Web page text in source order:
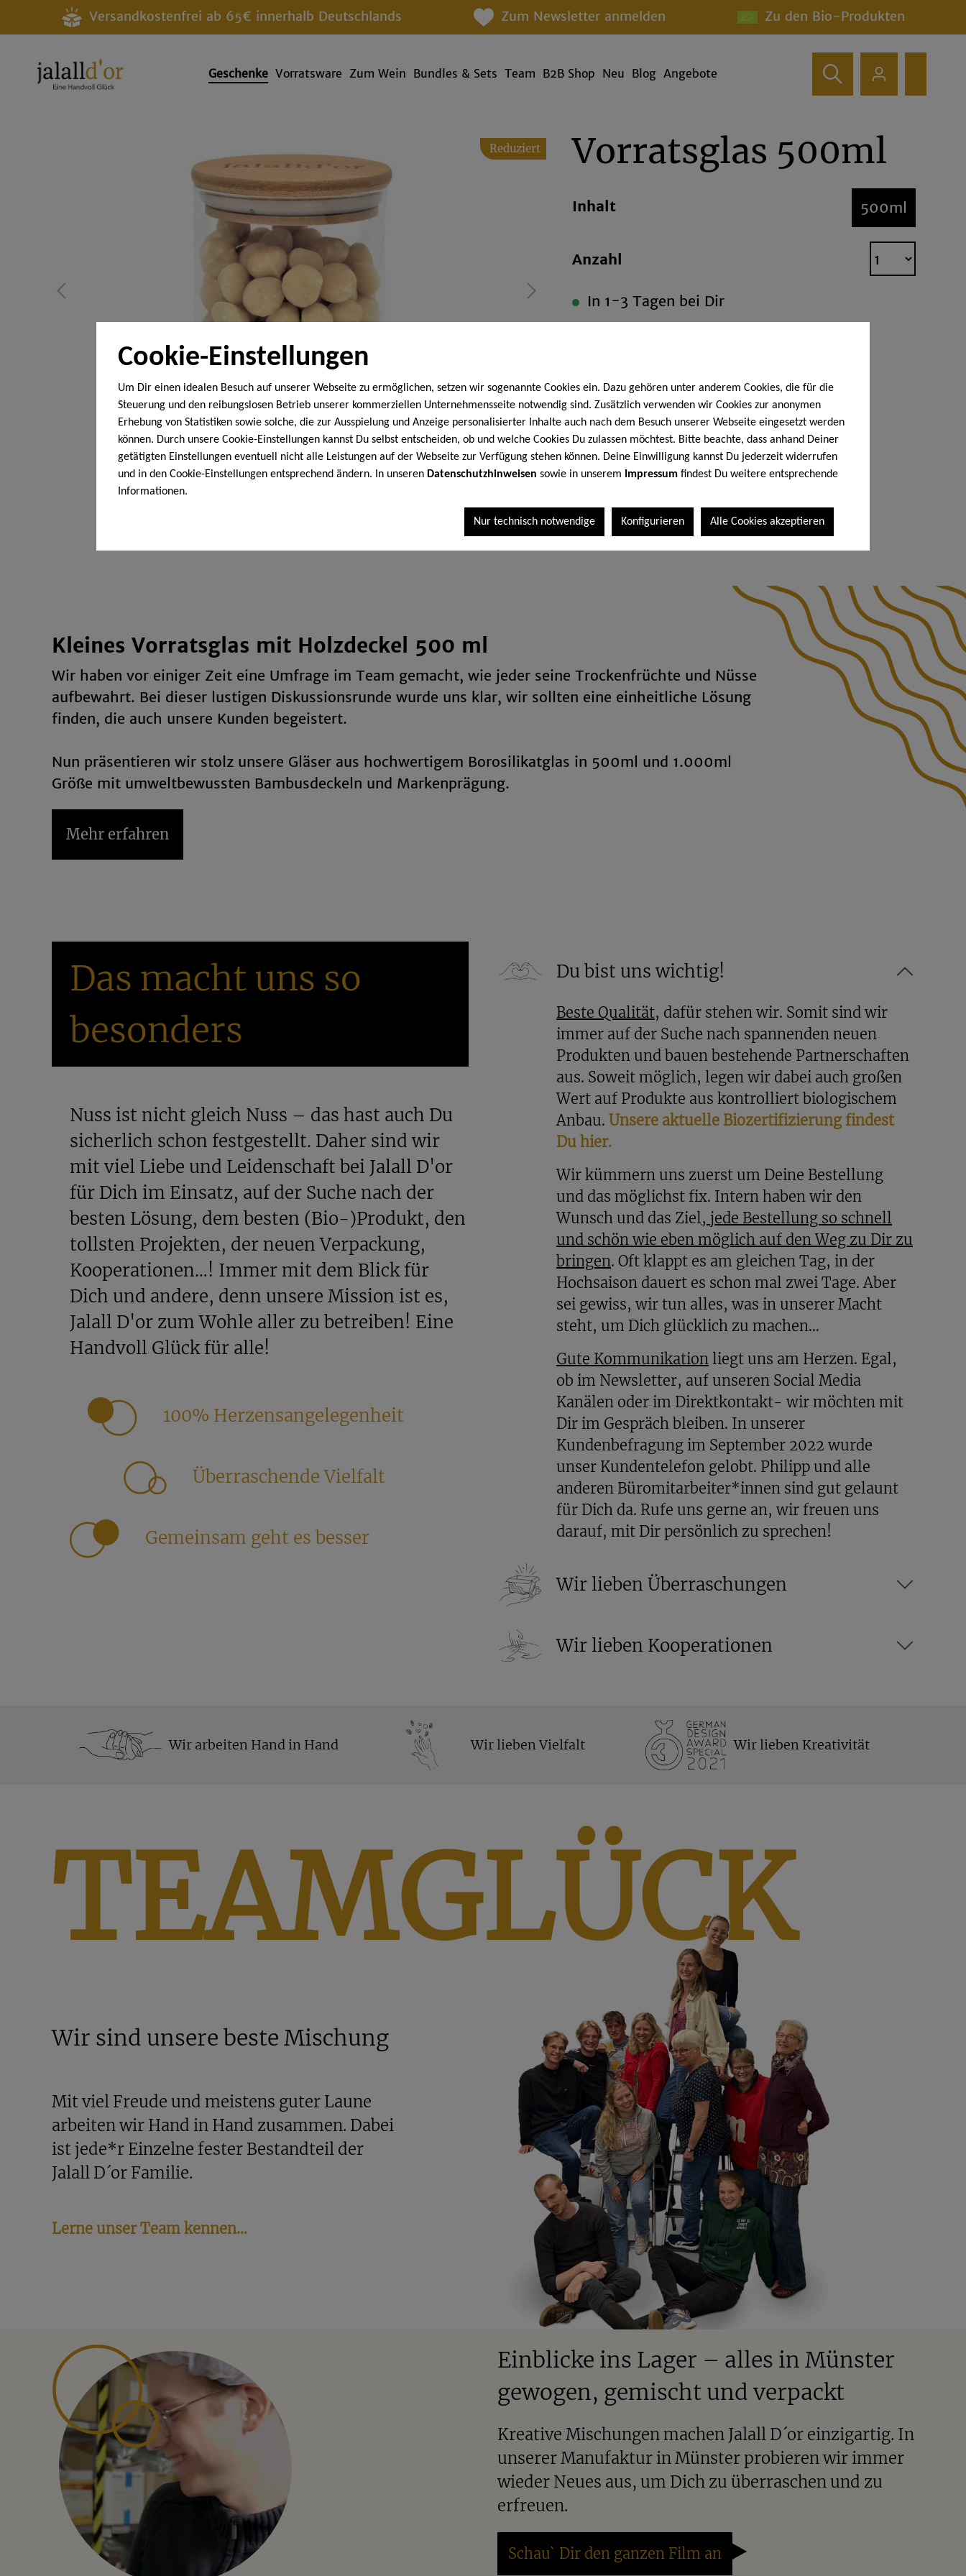
Versandkostenfrei ab 65€ innerhalb Deutschlands Zum Newsletter anmelden Zu den Bio-Produkten
Geschenke Vorratsware Zum Wein Bundles & Sets Team B2B Shop Neu Blog Angebote
Reduziert Vorratsglas 500ml
Inhalt 500ml
Anzahl
In 1-3 Tagen bei Dir
6,90 €* (14.49% gespart)
Inhalt: 0.233 Kilogramm(25,32 €* / 1 Kilogramm)
* Preise inkl. MwSt. zzgl. Versandkosten
In den Warenkorb
Produktnummer:Sw11055.1
Kleines Vorratsglas mit Holzdeckel 500 ml
Wir haben vor einiger Zeit eine Umfrage im Team gemacht, wie jeder seine Trockenfrüchte und Nüsse
aufbewahrt. Bei dieser lustigen Diskussionsrunde wurde uns klar, wir sollten eine einheitliche Lösung
finden, die auch unsere Kunden begeistert.
Nun präsentieren wir stolz unsere Gläser aus hochwertigem Borosilikatglas in 500ml und 1.000ml
Größe mit umweltbewussten Bambusdeckeln und Markenprägung.
Kleines Vorratsglas für bessere Aufbewahrung und mehr Ordnung
Die Vorteile dieser Vorratsgläser liegen auf der Hand, denn sie sind…
und sehen dazu noch schick aus.
LUFTDICHT - Unsere Deckel verfügen über eine Dichtung, die die Behälter luftdicht abschließt. Das hält
Deine Trockenfrüchte und Nüsse länger frisch und schließt Gerüche ein (oder aus).
- Unsere Gläser können problemlos in der Spülmaschine gereinigt werden. Für den
STILVOLL– Wenn Besuch kommt, kannst Du einfach den Deckel von dem 500ml Glas abnehmen und
die Schokoladenmandeln, Nüsse usw. darin anbieten.
Kleines Vorratsglas mit Bambusdeckel kaufen
In unserem Onlineshop kannst Du das Vorratsglas einzeln oder im günstigen Sparpaket mit beiden
Größen zum Vorteilspreis kaufen.
Schick uns doch gerne mal ein Foto von Deinem bunten Vorratsschrank 😉
Mehr erfahren
Das macht uns so
besonders
Nuss ist nicht gleich Nuss – das hast auch Du
sicherlich schon festgestellt. Daher sind wir
mit viel Liebe und Leidenschaft bei Jalall D'or
für Dich im Einsatz, auf der Suche nach der
besten Lösung, dem besten (Bio-)Produkt, den
tollsten Projekten, der neuen Verpackung,
Kooperationen…! Immer mit dem Blick für
Dich und andere, denn unsere Mission ist es,
Jalall D'or zum Wohle aller zu betreiben! Eine
Handvoll Glück für alle!
100% Herzensangelegenheit
Überraschende Vielfalt
Gemeinsam geht es besser
Du bist uns wichtig!
Beste Qualität, dafür stehen wir. Somit sind wir
immer auf der Suche nach spannenden neuen
Produkten und bauen bestehende Partnerschaften
aus. Soweit möglich, legen wir dabei auch großen
Wert auf Produkte aus kontrolliert biologischem
Anbau. Unsere aktuelle Biozertifizierung findest
Du hier.
Wir kümmern uns zuerst um Deine Bestellung
und das möglichst fix. Intern haben wir den
Wunsch und das Ziel , jede Bestellung so schnell
und schön wie eben möglich auf den Weg zu Dir zu
bringen. Oft klappt es am gleichen Tag, in der
Hochsaison dauert es schon mal zwei Tage. Aber
sei gewiss, wir tun alles, was in unserer Macht
steht, um Dich glücklich zu machen…
Gute Kommunikation liegt uns am Herzen. Egal,
ob im Newsletter, auf unseren Social Media
Kanälen oder im Direktkontakt- wir möchten mit
Dir im Gespräch bleiben. In unserer
Kundenbefragung im September 2022 wurde
unser Kundentelefon gelobt. Philipp und alle
anderen Büromitarbeiter*innen sind gut gelaunt
für Dich da. Rufe uns gerne an, wir freuen uns
darauf, mit Dir persönlich zu sprechen!
Wir lieben Überraschungen
Wir lieben Kooperationen
Wir arbeiten Hand in Hand Wir lieben Vielfalt Wir lieben Kreativität
TEAMGLÜCK
Wir sind unsere beste Mischung
Mit viel Freude und meistens guter Laune
arbeiten wir Hand in Hand zusammen. Dabei
ist jede*r Einzelne fester Bestandteil der
Jalall D´or Familie.
Lerne unser Team kennen…
Einblicke ins Lager – alles in Münster
gewogen, gemischt und verpackt
Kreative Mischungen machen Jalall D´or einzigartig. In
unserer Manufaktur in Münster probieren wir immer
wieder Neues aus, um Dich zu überraschen und zu
erfreuen.
Schau` Dir den ganzen Film an
Cookie-Einstellungen
Um Dir einen idealen Besuch auf unserer Webseite zu ermöglichen, setzen wir sogenannte Cookies ein. Dazu gehören unter anderem Cookies, die für die
Steuerung und den reibungslosen Betrieb unserer kommerziellen Unternehmensseite notwendig sind. Zusätzlich verwenden wir Cookies zur anonymen
Erhebung von Statistiken sowie solche, die zur Ausspielung und Anzeige personalisierter Inhalte auch nach dem Besuch unserer Webseite eingesetzt werden
können. Durch unsere Cookie-Einstellungen kannst Du selbst entscheiden, ob und welche Cookies Du zulassen möchtest. Bitte beachte, dass anhand Deiner
getätigten Einstellungen eventuell nicht alle Leistungen auf der Webseite zur Verfügung stehen können. Deine Einwilligung kannst Du jederzeit widerrufen
und in den Cookie-Einstellungen entsprechend ändern. In unseren Datenschutzhinweisen sowie in unserem Impressum findest Du weitere entsprechende
Informationen.
Nur technisch notwendige Konfigurieren Alle Cookies akzeptieren